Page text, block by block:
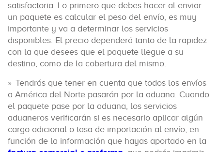
satisfactoria. Lo primero que debes hacer al enviar
un paquete es calcular el peso del envío, es muy
importante y va a determinar los servicios
disponibles. El precio dependerá tanto de la rapidez
con la que desees que el paquete llegue a su
destino, como de la cobertura del mismo.
Tendrás que tener en cuenta que todos los envíos
a América del Norte pasarán por la aduana. Cuando
el paquete pase por la aduana, los servicios
aduaneros verificarán si es necesario aplicar algún
cargo adicional o tasa de importación al envío, en
función de la información que hayas aportado en la